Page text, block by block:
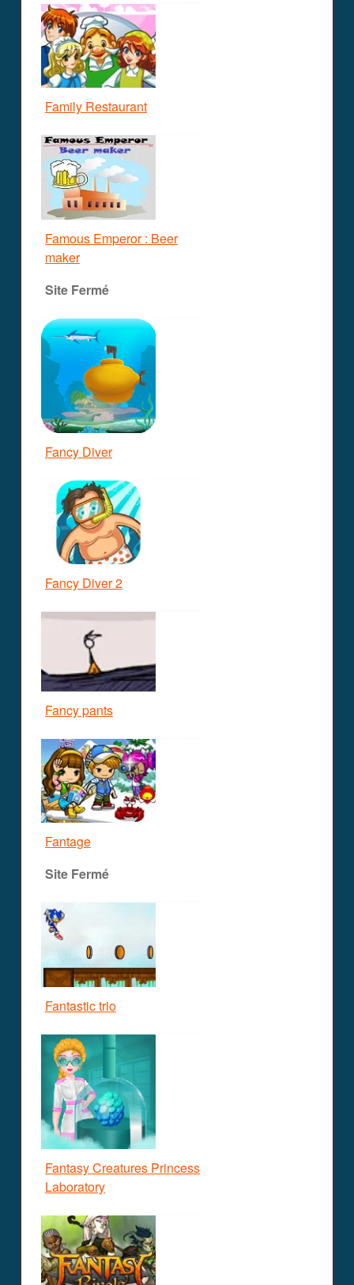
Family Restaurant
Famous Emperor : Beer
maker
Site Fermé
Fancy Diver
Fancy Diver 2
Fancy pants
Fantage
Site Fermé
Fantastic trio
Fantasy Creatures Princess
Laboratory